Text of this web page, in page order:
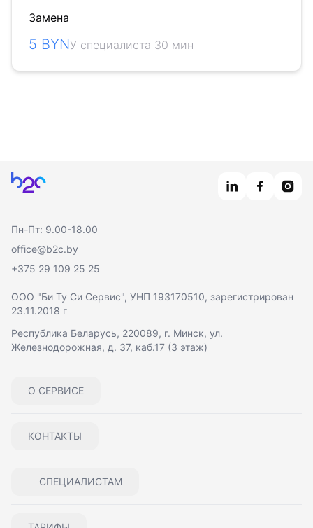
Замена
5 BYNУ специалиста 30 мин
Главная
Пн-Пт: 9.00-18.00
office@b2c.by
+375 29 109 25 25
О СЕРВИСЕ
КОНТАКТЫ
СПЕЦИАЛИСТАМ
ООО "Би Ту Си Сервис", УНП 193170510, зарегистрирован
23.11.2018 г
Республика Беларусь, 220089, г. Минск, ул.
Железнодорожная, д. 37, каб.17 (3 этаж)